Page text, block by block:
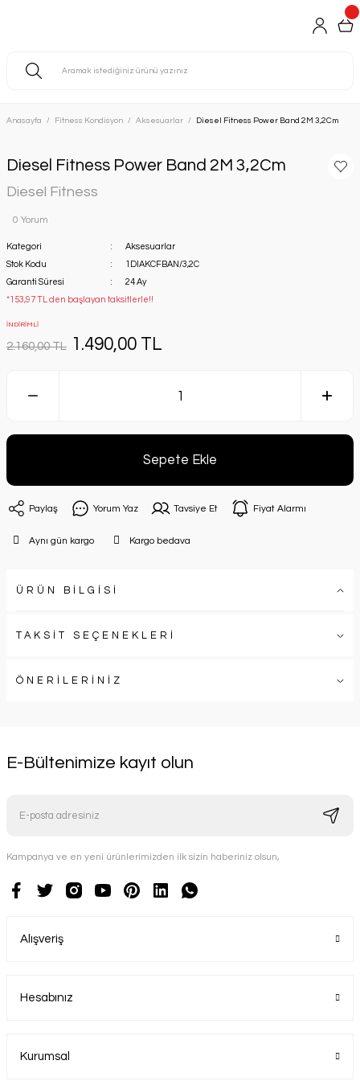
Anasayfa Fitness Kondisyon Aksesuarlar Diesel Fitness Power Band 2M 3,2Cm
Diesel Fitness Power Band 2M 3,2Cm
Diesel Fitness
0 Yorum
Kategori
Aksesuarlar
Stok Kodu
1DIAKCFBAN/3,2C
Garanti Süresi
24 Ay
*153,97 TL den başlayan taksitlerle!!
İNDİRİMLİ
2.160,00 TL 1.490,00 TL
Sepete Ekle
Paylaş Yorum Yaz Tavsiye Et Fiyat Alarmı
Aynı gün kargo Kargo bedava
ÜRÜN BİLGİSİ
TAKSİT SEÇENEKLERİ
ÖNERİLERİNİZ
E-Bültenimize kayıt olun
Kampanya ve en yeni ürünlerimizden ilk sizin haberiniz olsun,
Alışveriş
Hesabınız
Kurumsal